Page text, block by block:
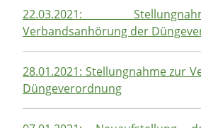
22.03.2021:
Verbandsanhörung der
28.01.2021: Stellungnahme zur
Düngeverordnung